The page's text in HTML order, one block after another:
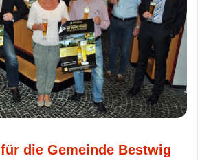
die Gemeinde Bestwig